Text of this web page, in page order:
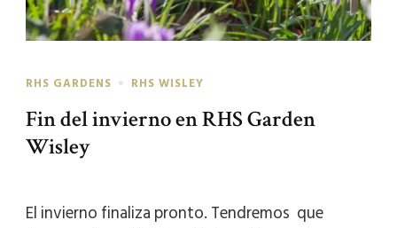
RHS GARDENS RHS WISLEY
Fin del invierno en RHS Garden
Wisley
El invierno finaliza pronto. Tendremos que